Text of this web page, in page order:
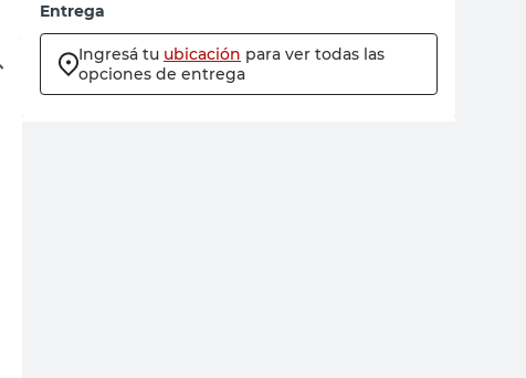
Entrega
Ingresá tu ubicación para ver todas las
opciones de entrega